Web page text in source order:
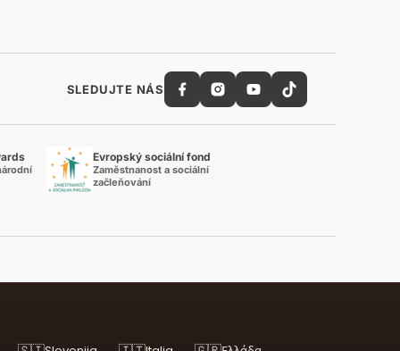
SLEDUJTE NÁS
Evropský sociální fond
Zaměstnanost a sociální
začleňování